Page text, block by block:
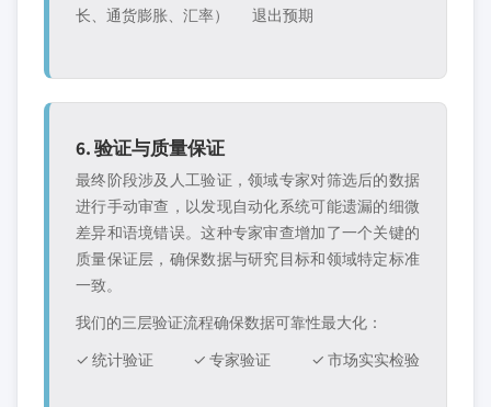
长、通货膨胀、汇率）
退出预期
6. 验证与质量保证
最终阶段涉及人工验证，领域专家对筛选后的数据
进行手动审查，以发现自动化系统可能遗漏的细微
差异和语境错误。这种专家审查增加了一个关键的
质量保证层，确保数据与研究目标和领域特定标准
一致。
我们的三层验证流程确保数据可靠性最大化：
✓ 统计验证
✓ 专家验证 ✓ 市场实实检验